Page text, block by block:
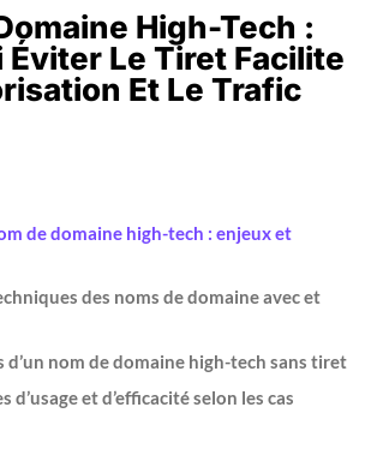
High-Tech :
Éviter Le Tiret Facilite
Et Le Trafic
de domaine high-tech : enjeux et
des noms de domaine avec et
d’un nom de domaine high-tech sans tiret
d’usage et d’efficacité selon les cas